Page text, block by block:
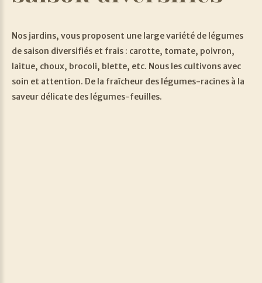
Nos jardins, vous proposent une large variété de légumes
de saison diversifiés et frais : carotte, tomate, poivron,
laitue, choux, brocoli, blette, etc. Nous les cultivons avec
soin et attention. De la fraîcheur des légumes-racines à la
saveur délicate des légumes-feuilles.